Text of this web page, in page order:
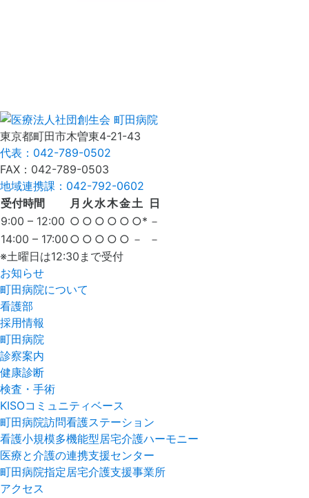
東京都町田市木曽東4-21-43
代表：042-789-0502
FAX：042-789-0503
地域連携課：042-792-0602
受付時間
月 火 水木金土 日
9:00 – 12:00 ○ ○ ○ ○ ○ ○* －
14:00 – 17:00 ○ ○ ○ ○ ○ －
－
※土曜日は12:30まで受付
お知らせ
町田病院について
看護部
採用情報
町田病院
診察案内
健康診断
検査・手術
KISOコミュニティベース
町田病院訪問看護ステーション
看護小規模多機能型居宅介護ハーモニー
医療と介護の連携支援センター
町田病院指定居宅介護支援事業所
アクセス